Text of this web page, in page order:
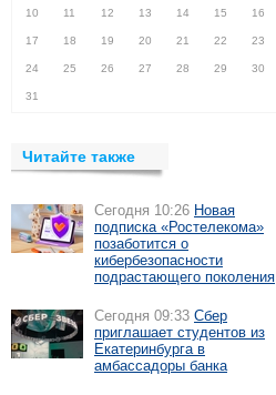
10 11 12 13 14 15 16
17 18 19 20 21 22 23
24 25 26 27 28 29 30
31
Читайте также
Сегодня 10:26 Новая
подписка «Ростелекома»
позаботится о
кибербезопасности
подрастающего поколения
Сегодня 09:33 Сбер
приглашает студентов из
Екатеринбурга в
амбассадоры банка